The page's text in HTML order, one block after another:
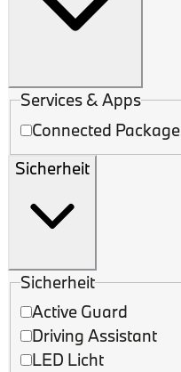
Services & Apps
Connected Package
Sicherheit
Sicherheit
Active Guard
Driving Assistant
LED Licht